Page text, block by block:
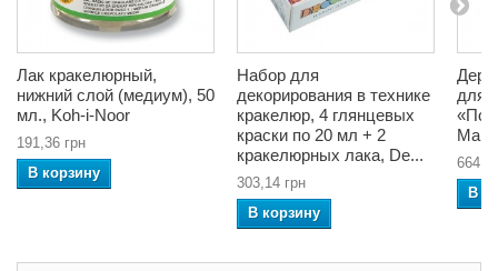
Лак кракелюрный,
нижний слой (медиум), 50
мл., Koh-i-Noor
191,36 грн
В корзину
Набор для
декорирования в технике
кракелюр, 4 глянцевых
краски по 20 мл + 2
кракелюрных лака, De...
303,14 грн
В корзину
для
В